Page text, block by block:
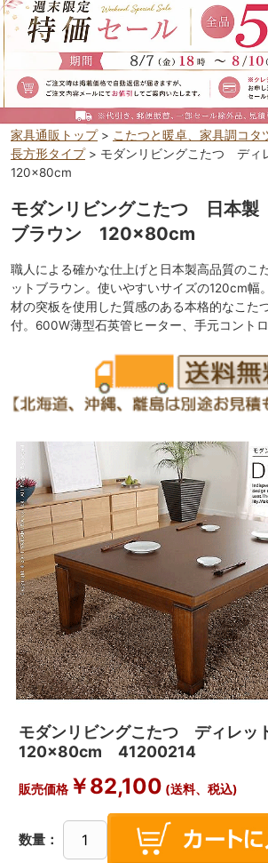
家具通販トップ> こたつと暖卓、家具調コタ
長方形タイプ> モダンリビングこたつ デ
120×80cm
モダンリビングこたつ 日本
ブラウン 120×80cm
職人による確かな仕上げと日本製高品質のこ
ットブラウン。使いやすいサイズの120cm幅
材の突板を使用した質感のある本格的なこた
付。600W薄型石英管ヒーター、手元コントロ
モダンリビングこたつ ディレ
120×80cm 41200214
販売価格￥82,100 (送料、税込)
数量：